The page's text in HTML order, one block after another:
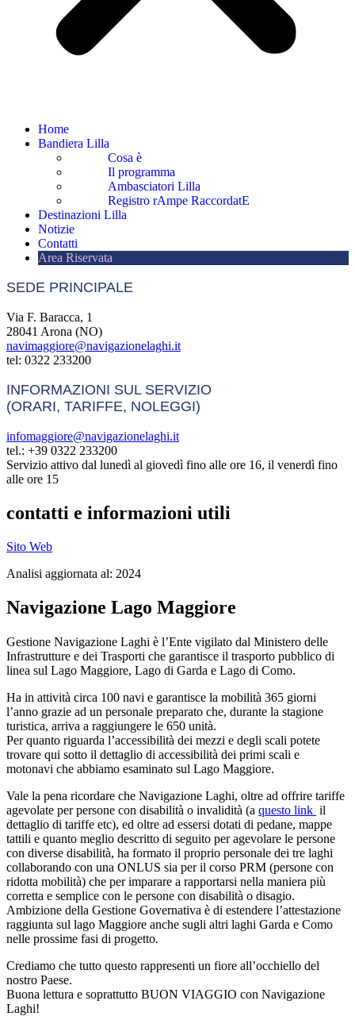
Home
Bandiera Lilla
Cosa è
Il programma
Ambasciatori Lilla
Registro rAmpe RaccordatE
Destinazioni Lilla
Notizie
Contatti
Area Riservata
SEDE PRINCIPALE
Via F. Baracca, 1
28041 Arona (NO)
navimaggiore@navigazionelaghi.it
tel: 0322 233200
INFORMAZIONI SUL SERVIZIO
(ORARI, TARIFFE, NOLEGGI)
infomaggiore@navigazionelaghi.it
tel.: +39 0322 233200
Servizio attivo dal lunedì al giovedì fino alle ore 16, il venerdì fino
alle ore 15
contatti e informazioni utili
Sito Web
Analisi aggiornata al: 2024
Navigazione Lago Maggiore
Gestione Navigazione Laghi è l’Ente vigilato dal Ministero delle
Infrastrutture e dei Trasporti che garantisce il trasporto pubblico di
linea sul Lago Maggiore, Lago di Garda e Lago di Como.
Ha in attività circa 100 navi e garantisce la mobilità 365 giorni
l’anno grazie ad un personale preparato che, durante la stagione
turistica, arriva a raggiungere le 650 unità.
Per quanto riguarda l’accessibilità dei mezzi e degli scali potete
trovare qui sotto il dettaglio di accessibilità dei primi scali e
motonavi che abbiamo esaminato sul Lago Maggiore.
Vale la pena ricordare che Navigazione Laghi, oltre ad offrire tariffe
agevolate per persone con disabilità o invalidità (a questo link il
dettaglio di tariffe etc), ed oltre ad essersi dotati di pedane, mappe
tattili e quanto meglio descritto di seguito per agevolare le persone
con diverse disabilità, ha formato il proprio personale dei tre laghi
collaborando con una ONLUS sia per il corso PRM (persone con
ridotta mobilità) che per imparare a rapportarsi nella maniera più
corretta e semplice con le persone con disabilità o disagio.
Ambizione della Gestione Governativa è di estendere l’attestazione
raggiunta sul lago Maggiore anche sugli altri laghi Garda e Como
nelle prossime fasi di progetto.
Crediamo che tutto questo rappresenti un fiore all’occhiello del
nostro Paese.
Buona lettura e soprattutto BUON VIAGGIO con Navigazione
Laghi!